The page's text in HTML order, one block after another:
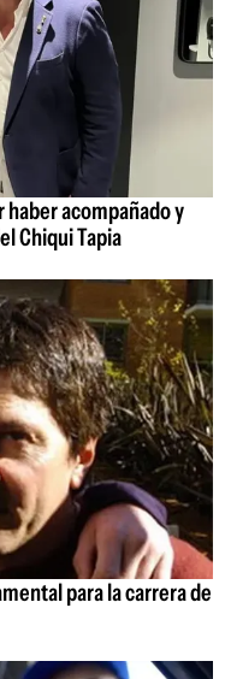
haber acompañado y
Chiqui Tapia
para la carrera de